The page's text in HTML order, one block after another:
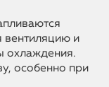
вентиляцию и
охлаждения.
особенно при